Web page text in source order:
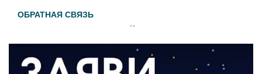
ОБРАТНАЯ СВЯЗЬ
Администрация онлайн